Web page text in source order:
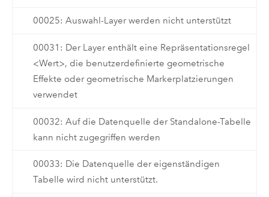
00025: Auswahl-Layer werden nicht unterstützt
00031: Der Layer enthält eine Repräsentationsregel
<Wert>, die benutzerdefinierte geometrische
Effekte oder geometrische Markerplatzierungen
verwendet
00032: Auf die Datenquelle der Standalone-Tabelle
kann nicht zugegriffen werden
00033: Die Datenquelle der eigenständigen
Tabelle wird nicht unterstützt.